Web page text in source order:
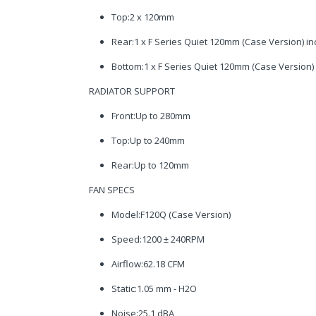
Top:2 x 120mm
Rear:1 x F Series Quiet 120mm (Case Version)
Bottom:1 x F Series Quiet 120mm (Case
RADIATOR SUPPORT
Front:Up to 280mm
Top:Up to 240mm
Rear:Up to 120mm
FAN SPECS
Model:F120Q (Case Version)
Speed:1200 ± 240RPM
Airflow:62.18 CFM
Static:1.05 mm - H2O
Noise:25.1 dBA